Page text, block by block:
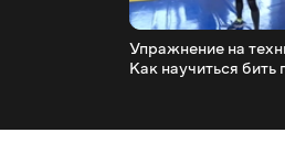
Упражнение на
Как научиться бить